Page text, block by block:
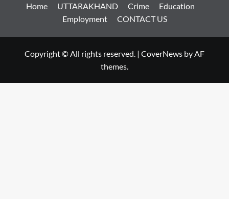
Home UTTARAKHAND Crime
Education
Employment
CONTACT US
Copyright © All rights reserved. | CoverNews by AF
themes.